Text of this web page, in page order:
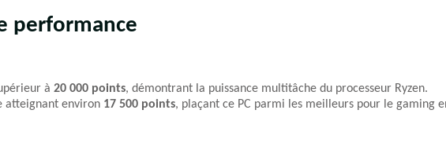
performance
à 20 000 points, démontrant la puissance multitâche du processeur Ryzen.
atteignant environ 17 500 points, plaçant ce PC parmi les meilleurs pour le gaming